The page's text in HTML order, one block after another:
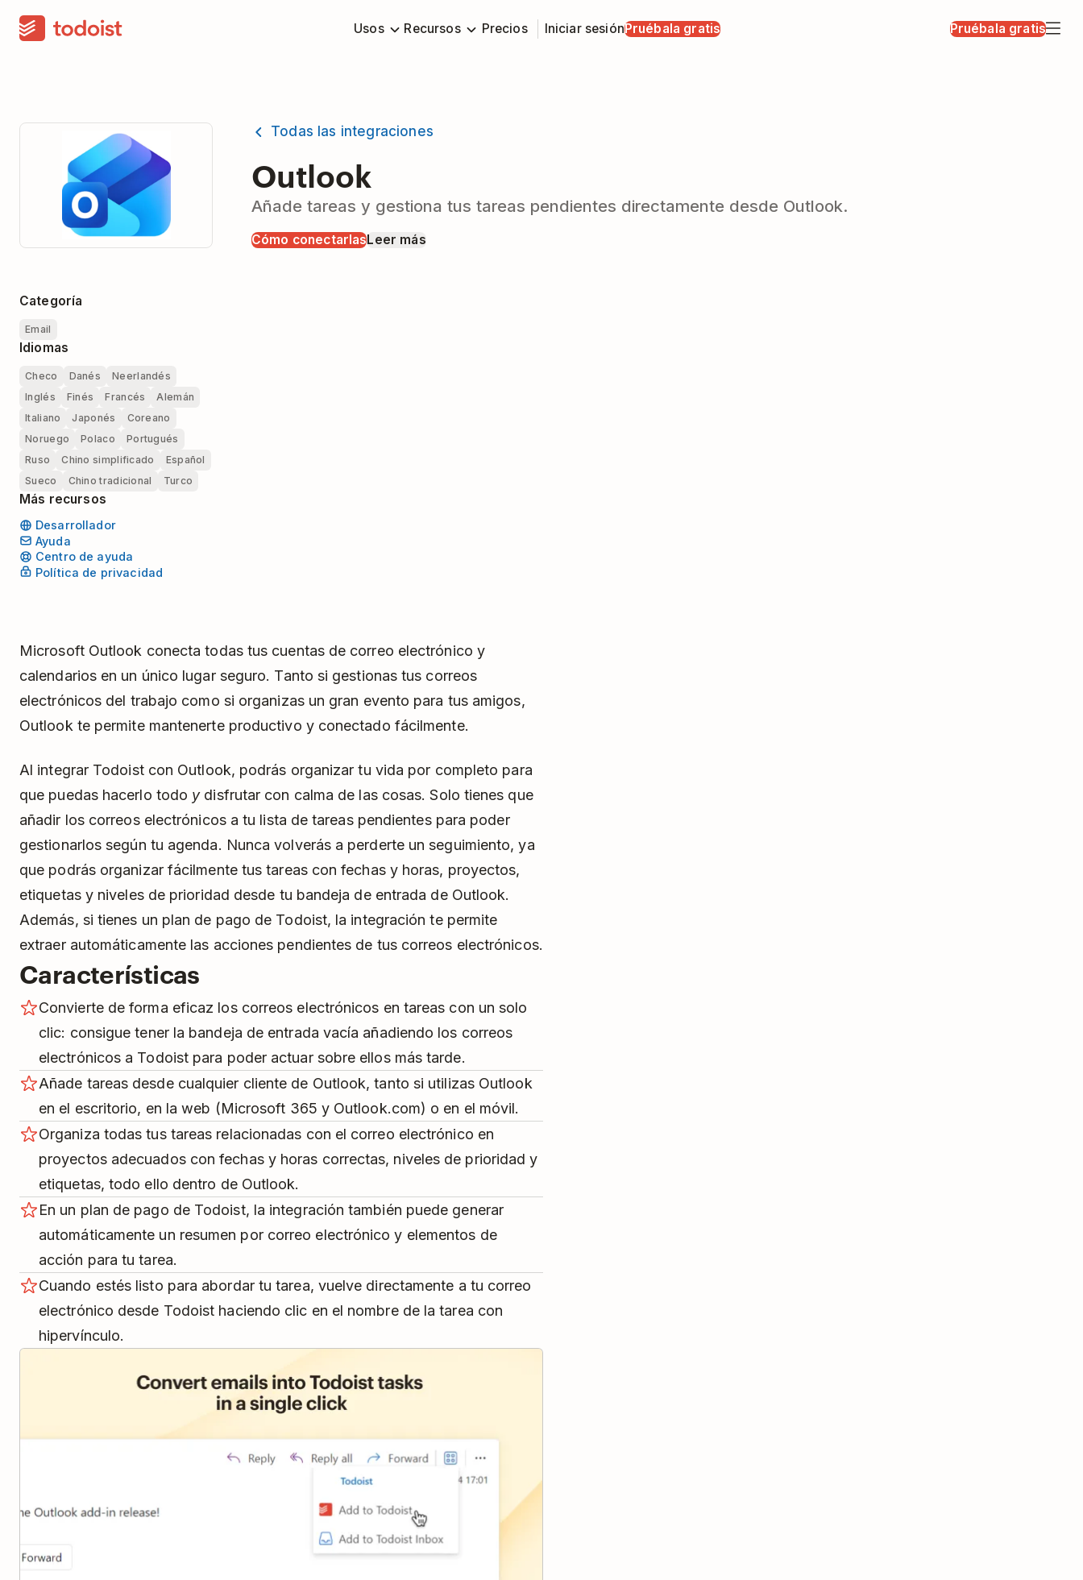
Usos Recursos Precios Iniciar sesiónPruébala gratis Pruébala gratis
Todas las integraciones
Outlook
Añade tareas y gestiona tus tareas pendientes directamente desde Outlook.
Cómo conectarlasLeer más
Categoría
Email
Idiomas
Checo Danés
Neerlandés
Inglés
Finés Francés
Alemán
Italiano
Japonés
Coreano
Noruego
Polaco
Portugués
Ruso
Chino simplificado
Español
Sueco
Chino tradicional Turco
Más recursos
Desarrollador
Ayuda
Centro de ayuda
Política de privacidad
Microsoft Outlook conecta todas tus cuentas de correo electrónico y
calendarios en un único lugar seguro. Tanto si gestionas tus correos
electrónicos del trabajo como si organizas un gran evento para tus amigos,
Outlook te permite mantenerte productivo y conectado fácilmente.
Al integrar Todoist con Outlook, podrás organizar tu vida por completo para
que puedas hacerlo todo ydisfrutar con calma de las cosas. Solo tienes que
añadir los correos electrónicos a tu lista de tareas pendientes para poder
gestionarlos según tu agenda. Nunca volverás a perderte un seguimiento, ya
que podrás organizar fácilmente tus tareas con fechas y horas, proyectos,
etiquetas y niveles de prioridad desde tu bandeja de entrada de Outlook.
Además, si tienes un plan de pago de Todoist, la integración te permite
extraer automáticamente las acciones pendientes de tus correos electrónicos.
Características
Convierte de forma eficaz los correos electrónicos en tareas con un solo
clic: consigue tener la bandeja de entrada vacía añadiendo los correos
electrónicos a Todoist para poder actuar sobre ellos más tarde.
Añade tareas desde cualquier cliente de Outlook, tanto si utilizas Outlook
en el escritorio, en la web (Microsoft 365 y Outlook.com) o en el móvil.
Organiza todas tus tareas relacionadas con el correo electrónico en
proyectos adecuados con fechas y horas correctas, niveles de prioridad y
etiquetas, todo ello dentro de Outlook.
En un plan de pago de Todoist, la integración también puede generar
automáticamente un resumen por correo electrónico y elementos de
acción para tu tarea.
Cuando estés listo para abordar tu tarea, vuelve directamente a tu correo
electrónico desde Todoist haciendo clic en el nombre de la tarea con
hipervínculo.